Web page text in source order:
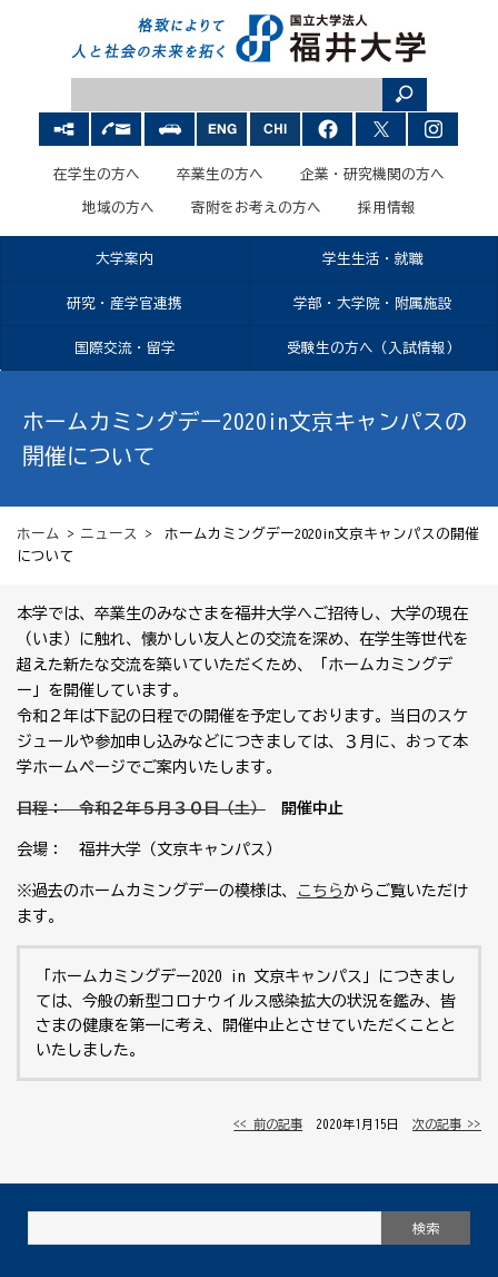
在学生の方へ 卒業生の方へ 企業・研究機関の方へ
地域の方へ 寄附をお考えの方へ 採用情報
大学案内 学生生活・就職
研究・産学官連携 学部・大学院・附属施設
国際交流・留学 受験生の方へ（入試情報）
ホームカミングデー2020in文京キャンパスの
開催について
ホーム > ニュース
> ホームカミングデー2020in文京キャンパスの開催
について
本学では、卒業生のみなさまを福井大学へご招待し、大学の現在
（いま）に触れ、懐かしい友人との交流を深め、在学生等世代を
超えた新たな交流を築いていただくため、「ホームカミングデ
ー」を開催しています。
令和２年は下記の日程での開催を予定しております。当日のスケ
ジュールや参加申し込みなどにつきましては、３月に、おって本
学ホームページでご案内いたします。
日程： 令和２年５月３０日（土） →開催中止
会場： 福井大学（文京キャンパス）
※過去のホームカミングデーの模様は、 こちら からご覧いただけ
ます。
「ホームカミングデー2020 in 文京キャンパス」につきまし
ては、今般の新型コロナウイルス感染拡大の状況を鑑み、皆
さまの健康を第一に考え、開催中止とさせていただくことと
いたしました。
<< 前の記事 │ 2020年1月15日 │次の記事 >>